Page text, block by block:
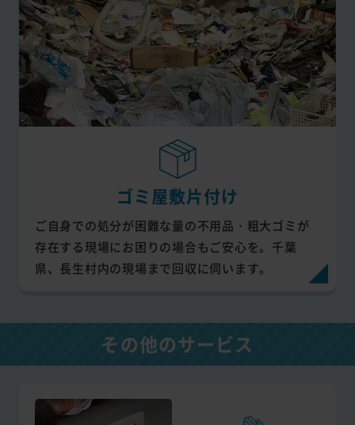
ゴミ屋敷片付け
ご自身での処分が困難な量の不用品・粗大ゴミが
存在する現場にお困りの場合もご安心を。千葉
県、長生村内の現場まで回収に伺います。
その他のサービス